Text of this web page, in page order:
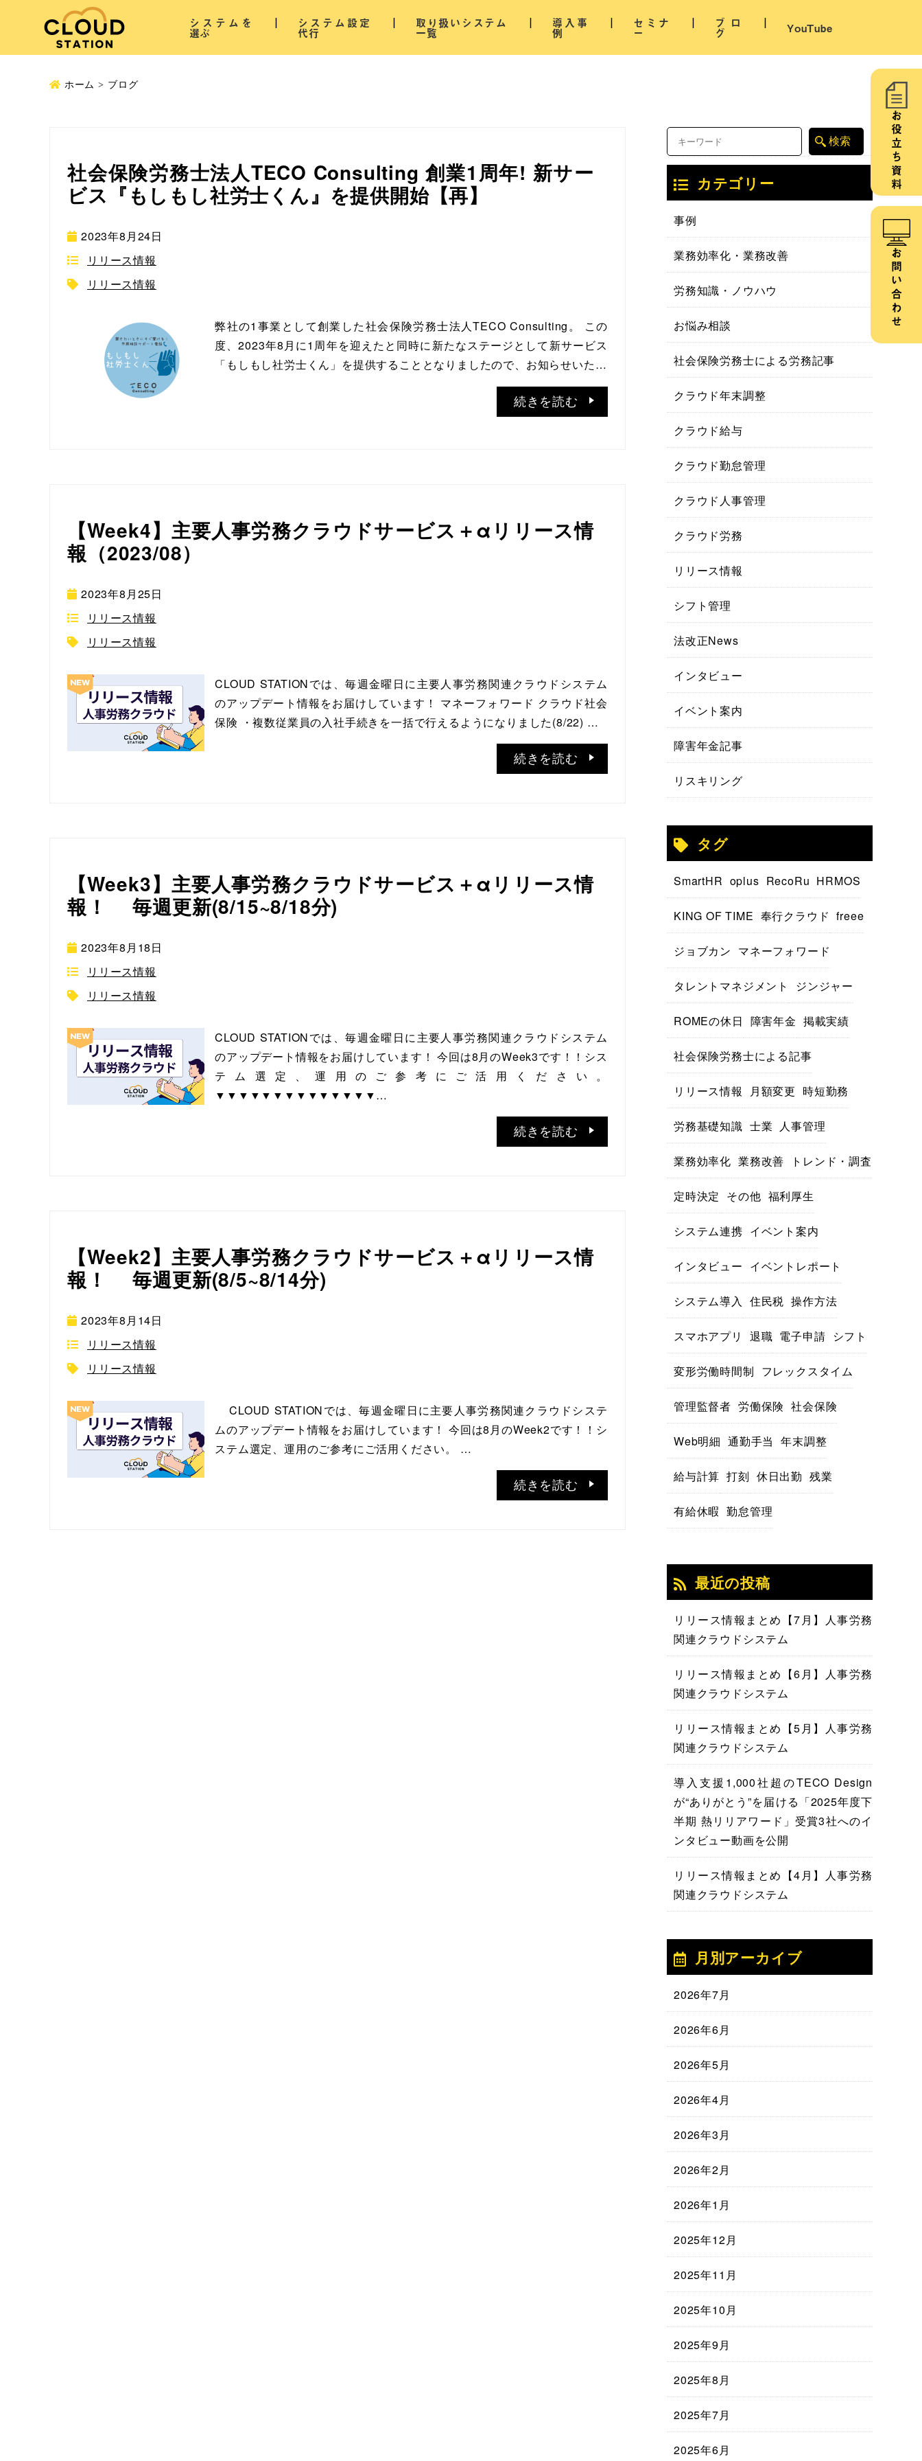
システムを
選ぶ
システム設定
代行
取り扱いシステム
一覧
導入事
例
セミナ
ー
ブロ
グ YouTube
お役立ち資料
お問い合わせ
ホーム ブログ
社会保険労務士法人TECO Consulting 創業1周年! 新サー
ビス『もしもし社労士くん』を提供開始【再】
2023年8月24日
リリース情報
リリース情報
弊社の1事業として創業した社会保険労務士法人TECO Consulting。 この
度、2023年8月に1周年を迎えたと同時に新たなステージとして新サービス
「もしもし社労士くん」を提供することとなりましたので、お知らせいた…
続きを読む
【Week4】主要人事労務クラウドサービス＋αリリース情
報（2023/08）
2023年8月25日
リリース情報
リリース情報
CLOUD STATIONでは、毎週金曜日に主要人事労務関連クラウドシステム
のアップデート情報をお届けしています！ マネーフォワード クラウド社会
保険 ・複数従業員の入社手続きを一括で行えるようになりました(8/22) …
続きを読む
【Week3】主要人事労務クラウドサービス＋αリリース情
報！ 毎週更新(8/15~8/18分)
2023年8月18日
リリース情報
リリース情報
CLOUD STATIONでは、毎週金曜日に主要人事労務関連クラウドシステム
のアップデート情報をお届けしています！ 今回は8月のWeek3です！！シス
テム選定、運用のご参考にご活用ください。
▼▼▼▼▼▼▼▼▼▼▼▼▼▼…
続きを読む
【Week2】主要人事労務クラウドサービス＋αリリース情
報！ 毎週更新(8/5~8/14分)
2023年8月14日
リリース情報
リリース情報
CLOUD STATIONでは、毎週金曜日に主要人事労務関連クラウドシステ
ムのアップデート情報をお届けしています！ 今回は8月のWeek2です！！シ
ステム選定、運用のご参考にご活用ください。 …
続きを読む
カテゴリー
事例
業務効率化・業務改善
労務知識・ノウハウ
お悩み相談
社会保険労務士による労務記事
クラウド年末調整
クラウド給与
クラウド勤怠管理
クラウド人事管理
クラウド労務
リリース情報
シフト管理
法改正News
インタビュー
イベント案内
障害年金記事
リスキリング
タグ
SmartHR oplus RecoRu HRMOS
KING OF TIME 奉行クラウド freee
ジョブカン マネーフォワード
タレントマネジメント ジンジャー
ROMEの休日 障害年金 掲載実績
社会保険労務士による記事
リリース情報 月額変更 時短勤務
労務基礎知識 士業 人事管理
業務効率化 業務改善 トレンド・調査
定時決定 その他 福利厚生
システム連携 イベント案内
インタビュー イベントレポート
システム導入 住民税 操作方法
スマホアプリ 退職 電子申請 シフト
変形労働時間制 フレックスタイム
管理監督者 労働保険 社会保険
Web明細 通勤手当 年末調整
給与計算 打刻 休日出勤 残業
有給休暇 勤怠管理
最近の投稿
リリース情報まとめ【7月】人事労務
関連クラウドシステム
リリース情報まとめ【6月】人事労務
関連クラウドシステム
リリース情報まとめ【5月】人事労務
関連クラウドシステム
導入支援1,000社超のTECO Design
が“ありがとう”を届ける「2025年度下
半期 熱リリアワード」受賞3社へのイ
ンタビュー動画を公開
リリース情報まとめ【4月】人事労務
関連クラウドシステム
月別アーカイブ
2026年7月
2026年6月
2026年5月
2026年4月
2026年3月
2026年2月
2026年1月
2025年12月
2025年11月
2025年10月
2025年9月
2025年8月
2025年7月
2025年6月